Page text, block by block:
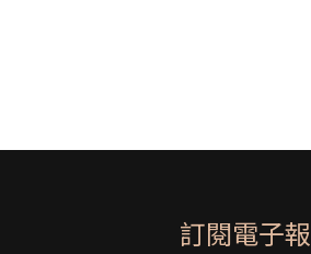
訂閱電子報